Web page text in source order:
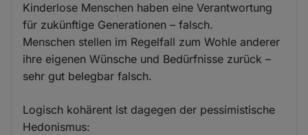
Kinderlose Menschen haben eine Verantwortung
für zukünftige Generationen – falsch.
Menschen stellen im Regelfall zum Wohle anderer
ihre eigenen Wünsche und Bedürfnisse zurück –
sehr gut belegbar falsch.
Logisch kohärent ist dagegen der pessimistische
Hedonismus: